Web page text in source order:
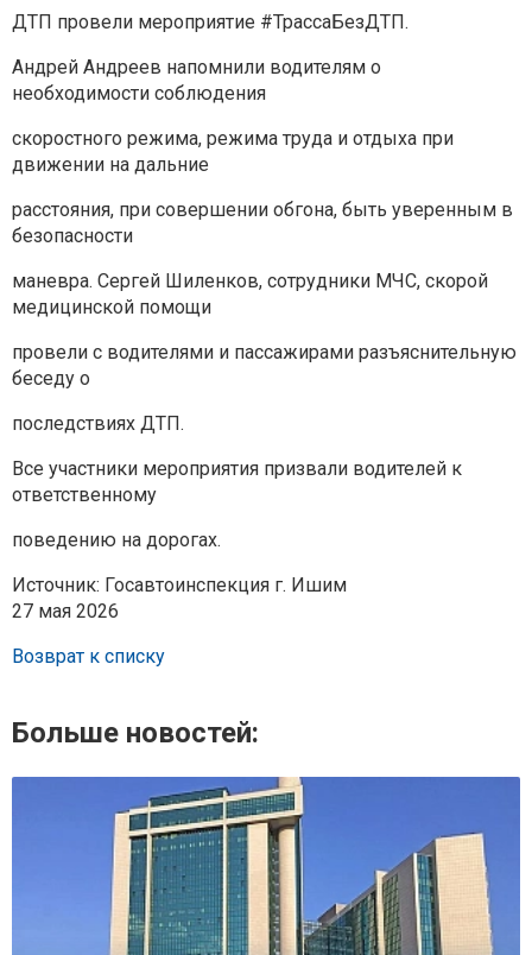
ДТП провели мероприятие #ТрассаБезДТП.
Андрей Андреев напомнили водителям о
необходимости соблюдения
скоростного режима, режима труда и отдыха при
движении на дальние
расстояния, при совершении обгона, быть уверенным в
безопасности
маневра. Сергей Шиленков, сотрудники МЧС, скорой
медицинской помощи
провели с водителями и пассажирами разъяснительную
беседу о
последствиях ДТП.
Все участники мероприятия призвали водителей к
ответственному
поведению на дорогах.
Источник: Госавтоинспекция г. Ишим
27 мая 2026
Возврат к списку
Больше новостей: